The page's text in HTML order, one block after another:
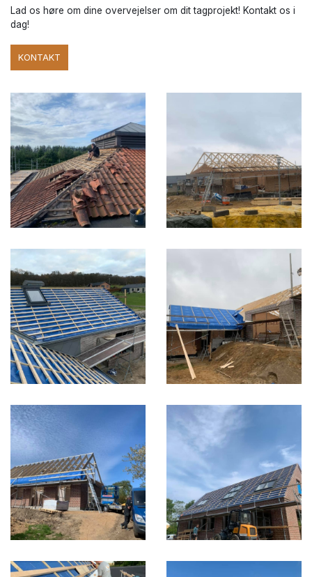
Lad os høre om dine overvejelser om dit tagprojekt! Kontakt os i
dag!
KONTAKT